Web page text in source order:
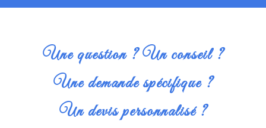
Une question ? Un conseil ?
Une demande spécifique ?
Un devis personnalisé ?